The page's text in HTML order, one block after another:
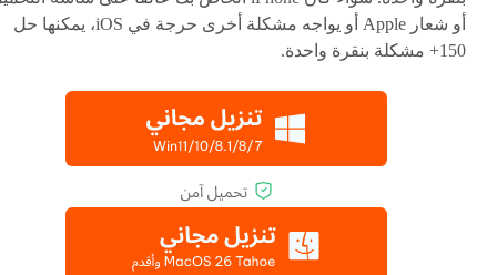
أو شعار Apple أو يواجه مشكلة أخرى حرجة في iOS، يمكنها حل
150+ مشكلة بنقرة واحدة.